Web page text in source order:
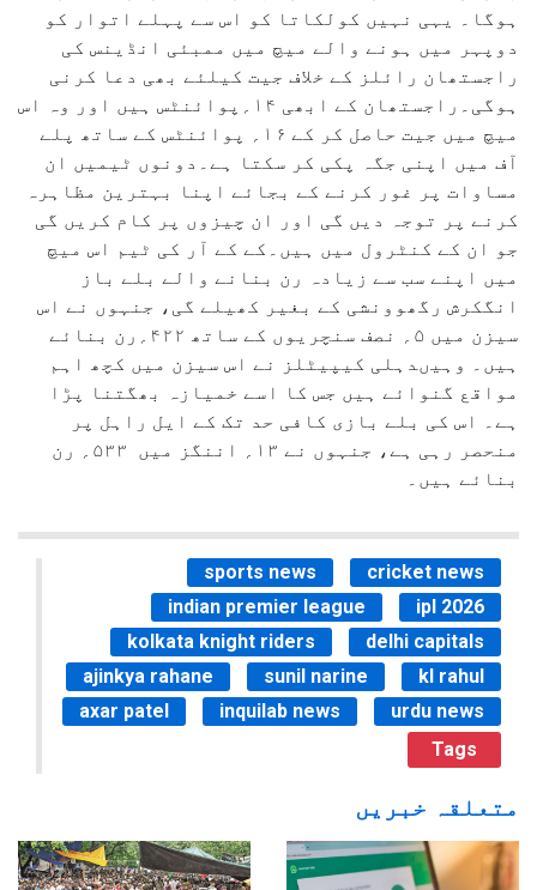
ہوگا۔ یہی نہیں کولکاتا کو اس سے پہلے اتوار کو
دوپہر میں ہونے والے میچ میں ممبئی انڈینس کی
راجستھان رائلز کے خلاف جیت کیلئے بھی دعا کرنی
ہوگی۔راجستھان کے ابھی ۱۴؍پوائنٹس ہیں اور وہ اس
میچ میں جیت حاصل کر کے ۱۶؍ پوائنٹس کے ساتھ پلے
آف میں اپنی جگہ پکی کر سکتا ہے۔دونوں ٹیمیں ان
مساوات پر غور کرنے کے بجائے اپنا بہترین مظاہرہ
کرنے پر توجہ دیں گی اور ان چیزوں پر کام کریں گی
جو ان کے کنٹرول میں ہیں۔کے کے آر کی ٹیم اس میچ
میں اپنے سب سے زیادہ رن بنانے والے بلے باز
انگکرش رگھوونشی کے بغیر کھیلے گی، جنہوں نے اس
سیزن میں ۵؍ نصف سنچریوں کے ساتھ ۴۲۲؍رن بنائے
ہیں۔ وہیںدہلی کیپیٹلز نے اس سیزن میں کچھ اہم
مواقع گنوائے ہیں جس کا اسے خمیازہ بھگتنا پڑا
ہے۔ اس کی بلے بازی کافی حد تک کے ایل راہل پر
منحصر رہی ہے، جنہوں نے ۱۳؍ اننگز میں ۵۳۳؍ رن
بنائے ہیں۔
sports news
cricket news
indian premier league
ipl 2026
kolkata knight riders
delhi capitals
ajinkya rahane
sunil narine
kl rahul
axar patel
inquilab news
urdu news
Tags
متعلقہ خبریں